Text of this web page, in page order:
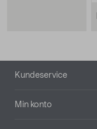
Bunntekst
Kundeservice
Min konto